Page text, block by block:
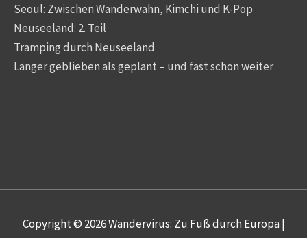
Seoul: Zwischen Wanderwahn, Kimchi und K-Pop
Neuseeland: 2. Teil
Tramping durch Neuseeland
Länger geblieben als geplant – und fast schon weiter
Copyright © 2026Wandervirus: Zu Fuß durch Europa|